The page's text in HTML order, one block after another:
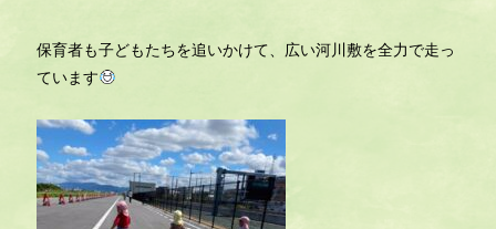
保育者も子どもたちを追いかけて、広い河川敷を全力で走っ
ています